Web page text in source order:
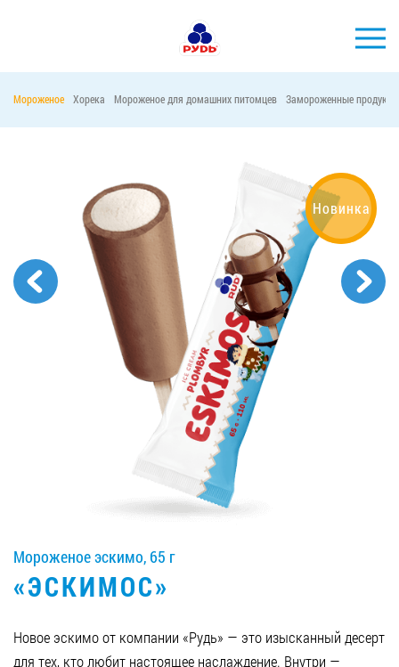
КОМПАНИЯ
ПОТРЕБИТЕЛЯМ
АКЦИИ
ПРЕСС-ЦЕНТР
ХОРЕКА
Тендерные закупки
Контакты
Вакансии
ЗАКАЗАТЬ ПРОДУКЦИЮ «РУДЬ»:
СТАТЬ ПАРТНЕРОМ
0412 42 29 23
Мороженое Хорека Мороженое для домашних питомцев Замороженные продукты
Новинка
Мороженое эскимо, 65 г
«ЭСКИМОС»
Новое эскимо от компании «Рудь» — это изысканный десерт
для тех, кто любит настоящее наслаждение. Внутри —